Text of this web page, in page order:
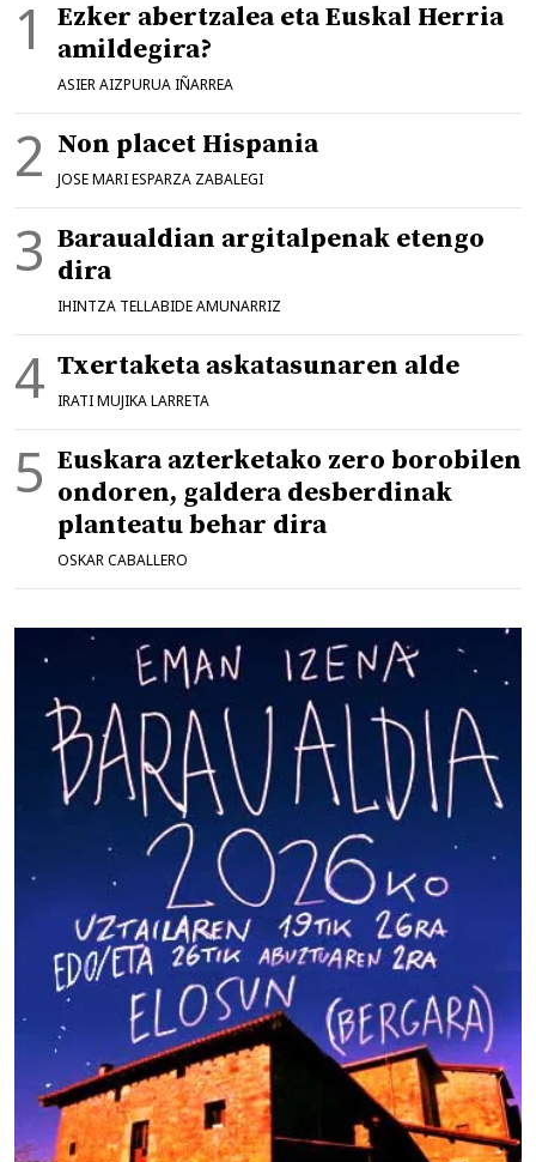
Ezker abertzalea eta Euskal Herria
amildegira?
ASIER AIZPURUA IÑARREA
Non placet Hispania
JOSE MARI ESPARZA ZABALEGI
Baraualdian argitalpenak etengo
dira
IHINTZA TELLABIDE AMUNARRIZ
Txertaketa askatasunaren alde
IRATI MUJIKA LARRETA
Euskara azterketako zero borobilen
ondoren, galdera desberdinak
planteatu behar dira
OSKAR CABALLERO